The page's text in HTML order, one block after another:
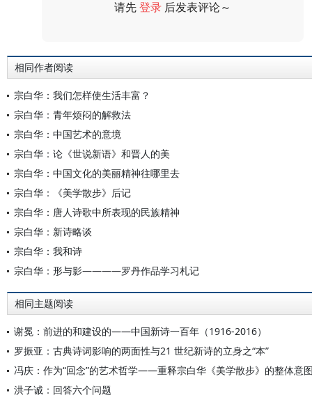
请先登录 后发表评论～
相同作者阅读
宗白华：我们怎样使生活丰富？
宗白华：青年烦闷的解救法
宗白华：中国艺术的意境
宗白华：论《世说新语》和晋人的美
宗白华：中国文化的美丽精神往哪里去
宗白华：《美学散步》后记
宗白华：唐人诗歌中所表现的民族精神
宗白华：新诗略谈
宗白华：我和诗
宗白华：形与影————罗丹作品学习札记
相同主题阅读
谢冕：前进的和建设的——中国新诗一百年（1916-2016）
罗振亚：古典诗词影响的两面性与21 世纪新诗的立身之“本”
冯庆：作为“回念”的艺术哲学——重释宗白华《美学散步》的整体意
洪子诚：回答六个问题